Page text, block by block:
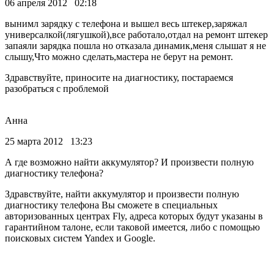
06 апреля 2012 02:18
вынимл зарядку с телефона и вышел весь штекер,заряжал
универсалкой(лягушкой),все работало,отдал на ремонт штекер
запаяли зарядка пошла но отказала динамик,меня слышат я не
слышу,Что можно сделать,мастера не берут на ремонт.
Здравствуйте, приносите на диагностику, постараемся
разобраться с проблемой
Анна
25 марта 2012 13:23
А где возможно найти аккумулятор? И произвести полную
диагностику телефона?
Здравствуйте, найти аккумулятор и произвести полную
диагностику телефона Вы сможете в специальных
авторизованных центрах Fly, адреса которых будут указаны в
гарантийном талоне, если таковой имеется, либо с помощью
поисковых систем Yandex и Google.